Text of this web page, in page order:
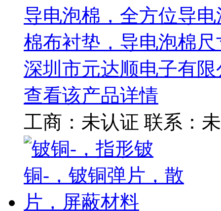
导电泡棉，全方位导
棉布衬垫，导电泡棉尺
深圳市元达顺电子有限
查看该产品详情
工商： 未认证 联系：